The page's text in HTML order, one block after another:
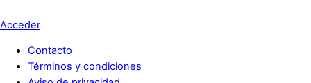
Acceder
Contacto
Términos y condiciones